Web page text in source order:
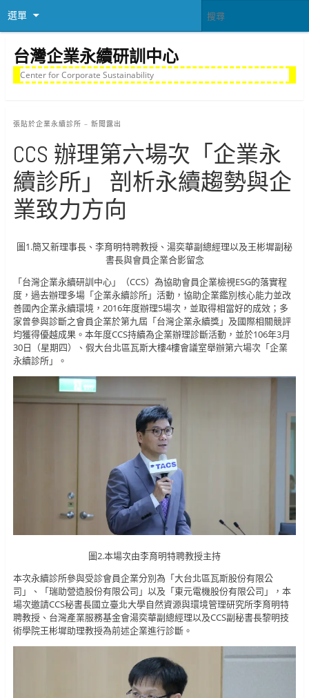
選單
台灣企業永續研訓中心
Center for Corporate Sustainability
張貼於企業永續診所 – 新聞露出
CCS 辦理第六場次「企業永
續診所」 剖析永續趨勢與企
業致力方向
圖1.簡又新理事長、李育明特聘教授、湯奕華副總經理以及王彬墀副秘
書長與會員企業合影留念
「台灣企業永續研訓中心」（CCS）為協助會員企業檢視ESG的落實程
度，過去辦理多場「企業永續診所」活動，協助企業鑑別核心能力並改
善國內企業永續環境，2016年度辦理5場次，並取得相當好的成效；多
家曾參與診斷之會員企業於第九屆「台灣企業永續獎」及國際相關競評
均獲得優越成果。本年度CCS持續為企業辦理診斷活動，並於106年3月
30日（星期四）、假大台北區瓦斯大樓4樓會議室舉辦第六場次「企業
永續診所」。
圖2.本場次由李育明特聘教授主持
本次永續診所參與受診會員企業分別為「大台北區瓦斯股份有限公
司」、「瑞助營造股份有限公司」以及「東元電機股份有限公司」，本
場次邀請CCS秘書長國立臺北大學自然資源與環境管理研究所李育明特
聘教授、台灣產業服務基金會湯奕華副總經理以及CCS副秘書長黎明技
術學院王彬墀助理教授為前述企業進行診斷。